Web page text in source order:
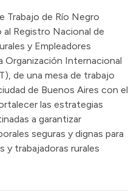
Trabajo de Río Negro
Registro Nacional de
y Empleadores
Organización Internacional
de una mesa de trabajo
de Buenos Aires con el
las estrategias
a garantizar
seguras y dignas para
y trabajadoras rurales